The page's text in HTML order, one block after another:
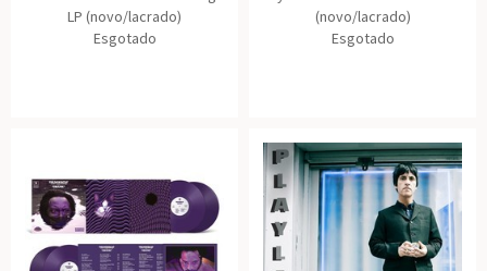
LP (novo/lacrado)
Esgotado
(novo/lacrado)
Esgotado